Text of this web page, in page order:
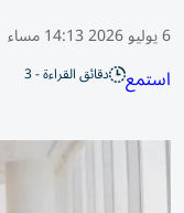
6 يوليو 2026 14:13 مساء
استمع دقائق القراءة - 3